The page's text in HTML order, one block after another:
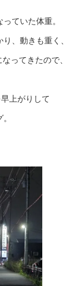
ていた体重。
、動きも重く、
ってきたので、
上がりして